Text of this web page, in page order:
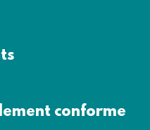
conforme